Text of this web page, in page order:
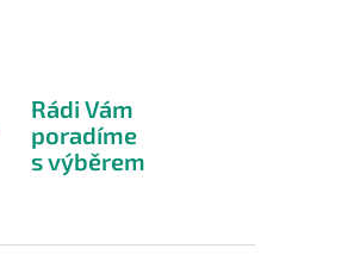
Rádi Vám
poradíme
s výběrem